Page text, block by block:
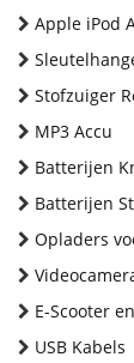
Apple iPod
Stofzuiger
MP3 Accu
Batterijen
Batterijen
Opladers
E-Scooter
USB Kabels